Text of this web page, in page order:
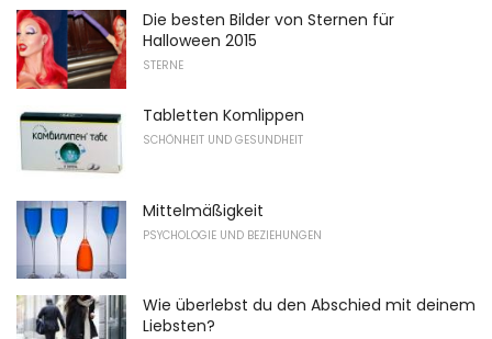
Die besten Bilder von Sternen für
Halloween 2015
STERNE
Tabletten Komlippen
SCHÖNHEIT UND GESUNDHEIT
Mittelmäßigkeit
PSYCHOLOGIE UND BEZIEHUNGEN
Wie überlebst du den Abschied mit deinem
Liebsten?